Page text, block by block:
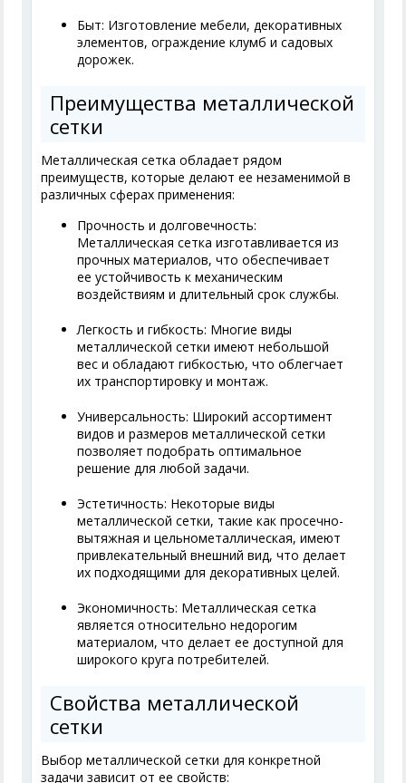
Быт: Изготовление мебели, декоративных
элементов, ограждение клумб и садовых
дорожек.
Преимущества металлической
сетки
Металлическая сетка обладает рядом
преимуществ, которые делают ее незаменимой в
различных сферах применения:
Прочность и долговечность:
Металлическая сетка изготавливается из
прочных материалов, что обеспечивает
ее устойчивость к механическим
воздействиям и длительный срок службы.
Легкость и гибкость: Многие виды
металлической сетки имеют небольшой
вес и обладают гибкостью, что облегчает
их транспортировку и монтаж.
Универсальность: Широкий ассортимент
видов и размеров металлической сетки
позволяет подобрать оптимальное
решение для любой задачи.
Эстетичность: Некоторые виды
металлической сетки, такие как просечно-
вытяжная и цельнометаллическая, имеют
привлекательный внешний вид, что делает
их подходящими для декоративных целей.
Экономичность: Металлическая сетка
является относительно недорогим
материалом, что делает ее доступной для
широкого круга потребителей.
Свойства металлической
сетки
Выбор металлической сетки для конкретной
задачи зависит от ее свойств: